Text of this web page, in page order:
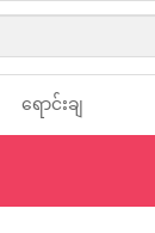
ရောင်းချ